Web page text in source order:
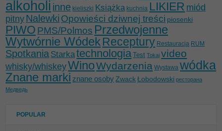
alkoholi inne kieliszki Książka kuchnia LIKIER miód
pitny Nalewki Opowieści dziwnej treści piosenki
PIWO PMS/Polmos Przedwojenne
Wytwórnie WódekReceptury Restauracja RUM
Spotkania Starkatechnologia Test Tokaj video
whisky/whiskeyWinoWydarzenia Wystawa wódka
Znane marki znane osoby Zwack Łobodowski ресторана
Медведь
POPULAR